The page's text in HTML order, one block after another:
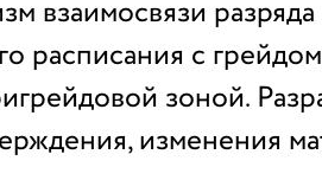
взаимосвязи
расписания с грейдом
зоной.
изменения